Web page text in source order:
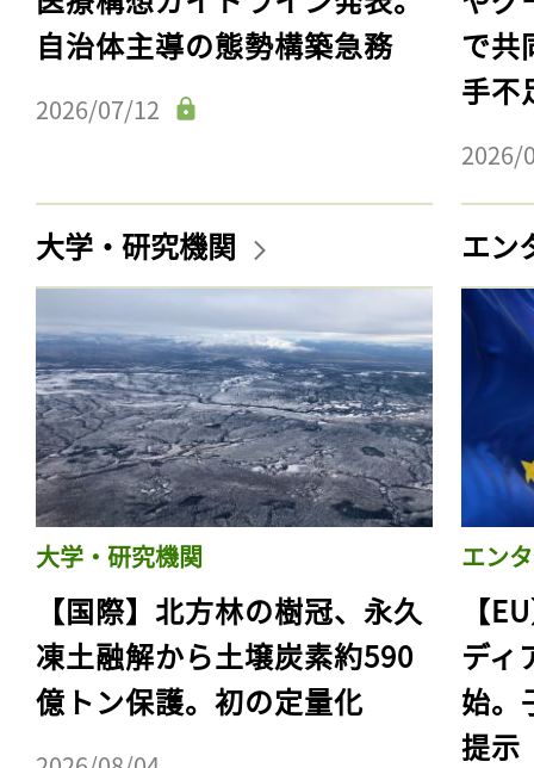
自治体主導の態勢構築急務
2026/07/12
で共
手不
2026/
大学・研究機関
大学・研究機関
【国際】北方林の樹冠、永久
凍土融解から土壌炭素約590
億トン保護。初の定量化
エン
エン
【
ディ
始。
提示